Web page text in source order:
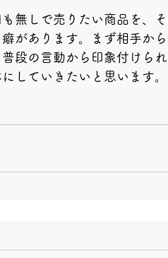
無しで売りたい商品を、
癖があります。まず相手か
段の言動から印象付けら
していきたいと思います。